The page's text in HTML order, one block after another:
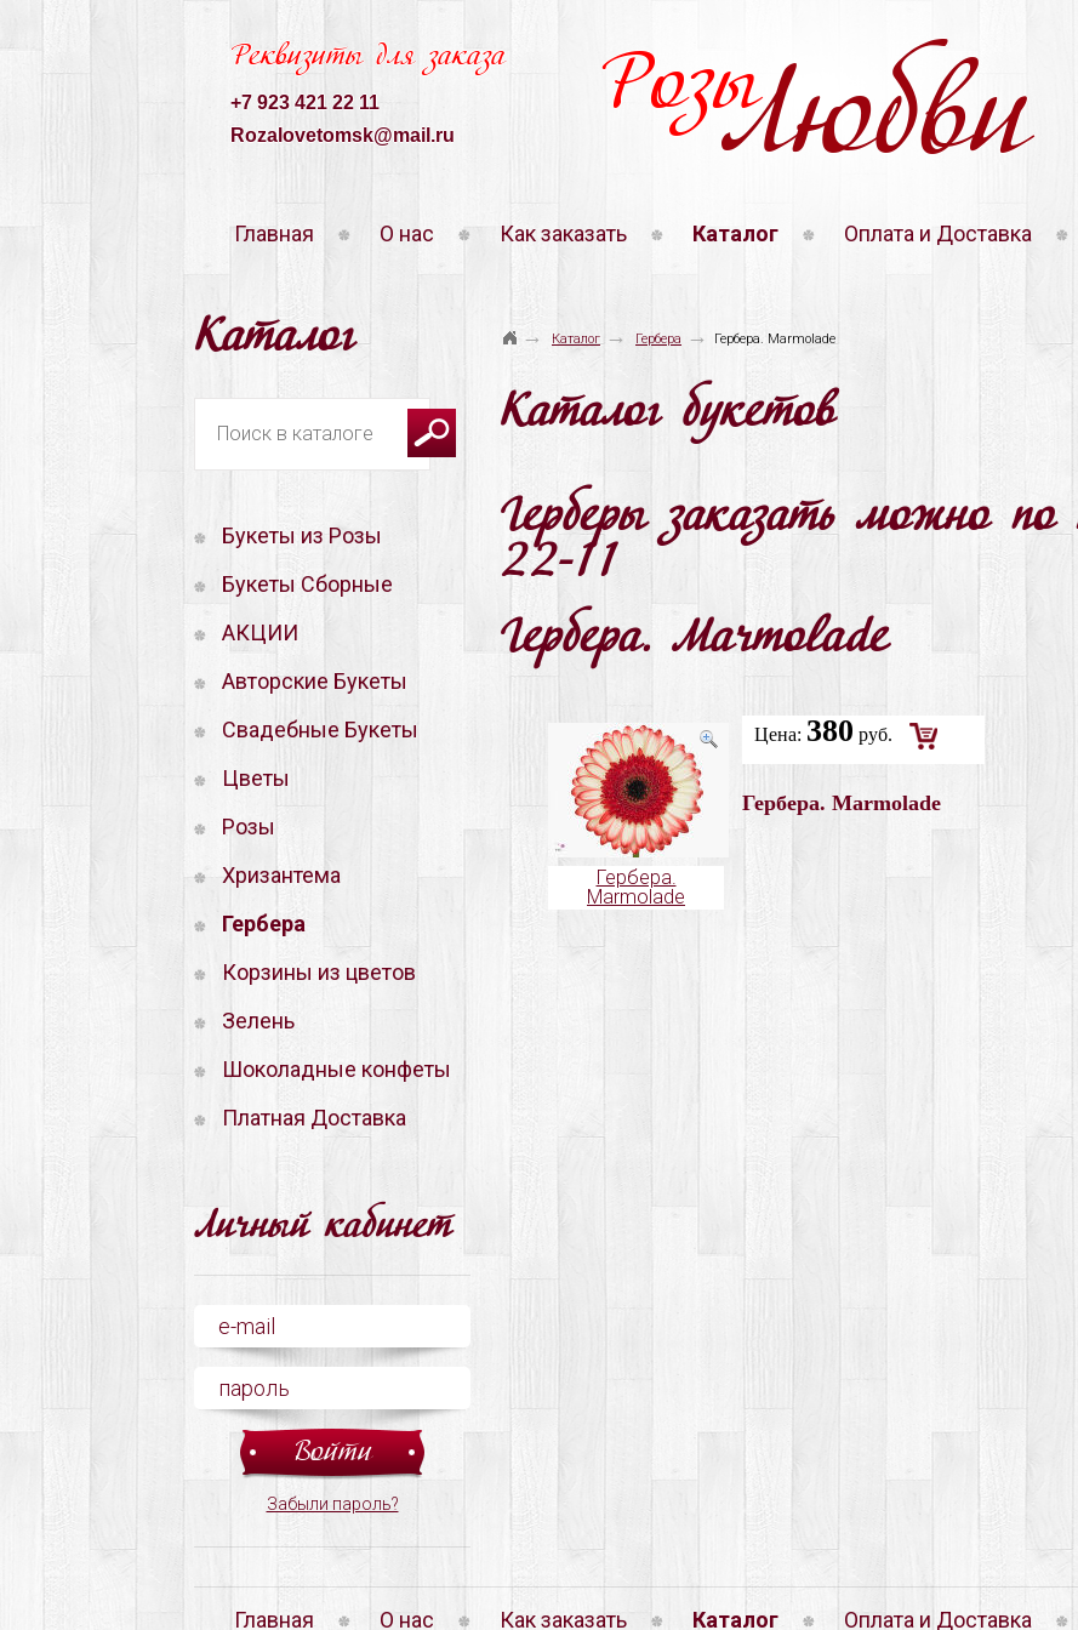
РозыЛюбви
Реквизиты для заказа
+7 923 421 22 11
Rozalovetomsk@mail.ru
Главная О нас Как заказать Каталог Оплата и Доставка
→ Каталог → Гербера → Гербера. Marmolade
Каталог букетов
Герберы заказать можно
22-11
Гербера. Marmolade
Цена: 380 руб.
Добавить
в
корзину
Гербера. Marmolade
Гербера.
Marmolade
Каталог
Букеты из Розы
Букеты Сборные
АКЦИИ
Авторские Букеты
Свадебные Букеты
Цветы
Розы
Хризантема
Гербера
Корзины из цветов
Зелень
Шоколадные конфеты
Платная Доставка
Личный кабинет
Забыли пароль?
Главная О нас Как заказать Каталог Оплата и Доставка